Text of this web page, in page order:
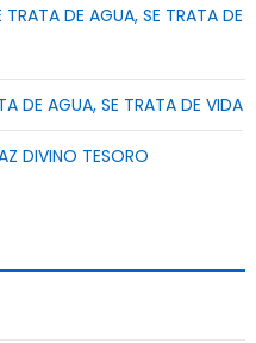
TRATA DE AGUA, SE TRATA DE
DE AGUA, SE TRATA DE VIDA
DIVINO TESORO